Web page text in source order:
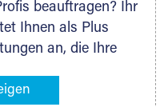
beauftragen? Ihr
Ihnen als Plus
an, die Ihre
Lieferung von